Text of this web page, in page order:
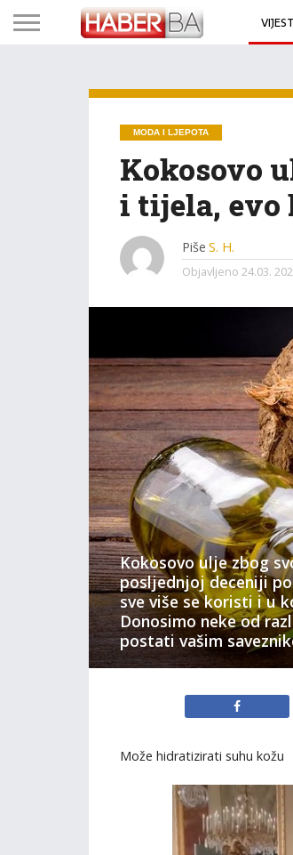
MODA I LJEPOTA
Kokosovo
i tijela, evo
Piše S. H.
Objavljeno 24.03.
Kokosovo ulje zbog
posljednjoj deceniji
sve više se koristi i u
Donosimo neke od
postati vašim
Može hidratizirati suhu kožu